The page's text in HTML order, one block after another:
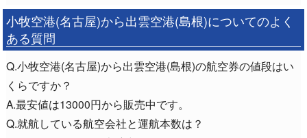
小牧空港(名古屋)から出雲空港(島根)についてのよく
ある質問
Q.小牧空港(名古屋)から出雲空港(島根)の航空券の値段はい
くらですか？
A.最安値は13000円から販売中です。
Q.就航している航空会社と運航本数は？